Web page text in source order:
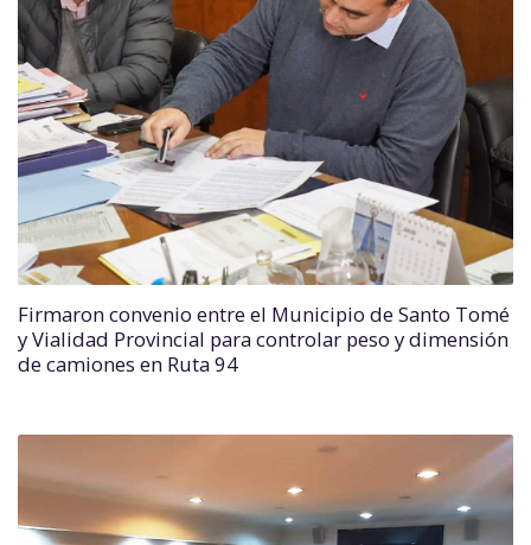
Firmaron convenio entre el Municipio de Santo Tomé
y Vialidad Provincial para controlar peso y dimensión
de camiones en Ruta 94